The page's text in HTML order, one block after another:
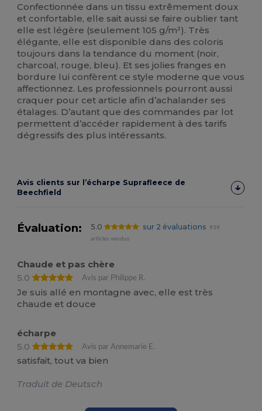
Confectionnée dans un tissu extrêmement doux
et confortable, elle sait aussi se faire oublier tant
elle est légère (seulement 105 g/m²). Très
élégante, elle est disponible dans des coloris
toujours dans la tendance du moment (noir,
charcoal, rouge, bleu). Et ses jolies franges en
bordure lui confèrent ce style moderne que vous
affectionnez. Les professionnels pourront aussi
craquer pour cet article afin d’achalander ses
étalages. D’autant que des commandes par lot
permettent d’accéder rapidement à des tarifs
dégressifs des plus intéressants.
Avis clients sur l’écharpe Suprafleece de
Beechfield
Évaluation: 5.0 sur 2 évaluations
939
articles vendus
Chaude et pas chère
5.0
Avis par Philippe R.
Je suis allé en montagne avec, elle est très
chaude et douce
écharpe
5.0
Avis par Annemarie E.
satisfait, tout va bien
Traduit de Deutsch